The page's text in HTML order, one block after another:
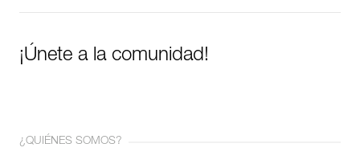
¡Únete a la comunidad!
¿QUIÉNES SOMOS?